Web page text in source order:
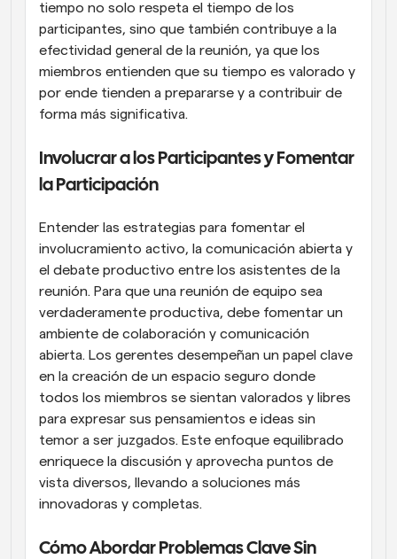
tiempo no solo respeta el tiempo de los
participantes, sino que también contribuye a la
efectividad general de la reunión, ya que los
miembros entienden que su tiempo es valorado y
por ende tienden a prepararse y a contribuir de
forma más significativa.
Involucrar a los Participantes y Fomentar
la Participación
Entender las estrategias para fomentar el
involucramiento activo, la comunicación abierta y
el debate productivo entre los asistentes de la
reunión. Para que una reunión de equipo sea
verdaderamente productiva, debe fomentar un
ambiente de colaboración y comunicación
abierta. Los gerentes desempeñan un papel clave
en la creación de un espacio seguro donde
todos los miembros se sientan valorados y libres
para expresar sus pensamientos e ideas sin
temor a ser juzgados. Este enfoque equilibrado
enriquece la discusión y aprovecha puntos de
vista diversos, llevando a soluciones más
innovadoras y completas.
Cómo Abordar Problemas Clave Sin